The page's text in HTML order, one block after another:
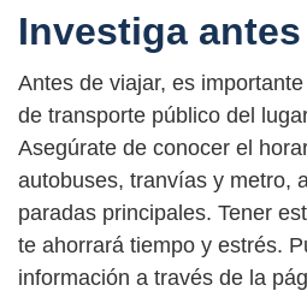
Investiga
Antes de viajar, es
de transporte público del
Asegúrate de conocer el
autobuses, tranvías y metro,
paradas principales. Tener
te ahorrará tiempo y estrés.
información a través de la